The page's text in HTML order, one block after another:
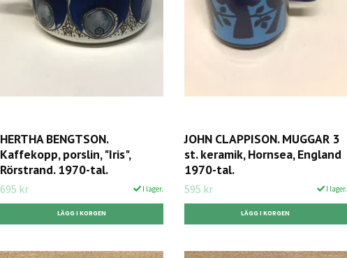
HERTHA BENGTSON.
Kaffekopp, porslin, "Iris",
Rörstrand. 1970-tal.
695 kr I lager.
JOHN CLAPPISON. MUGGAR 3
st. keramik, Hornsea, England
1970-tal.
595 kr I lager.